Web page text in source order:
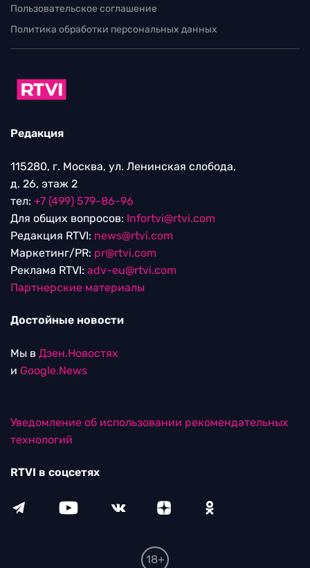
Пользовательское соглашение
Политика обработки персональных данных
Редакция
115280, г. Москва, ул. Ленинская слобода,
д. 26, этаж 2
тел: +7 (499) 579-86-96
Для общих вопросов: Infortvi@rtvi.com
Редакция RTVI: news@rtvi.com
Маркетинг/PR: pr@rtvi.com
Реклама RTVI: adv-eu@rtvi.com
Партнерские материалы
Достойные новости
Мы в Дзен.Новостях
и Google.News
Уведомление об использовании рекомендательных
технологий
RTVI в соцсетях
18+